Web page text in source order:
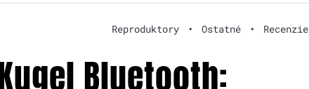
Reproduktory • Ostatné • Recenzie
Bluetooth: